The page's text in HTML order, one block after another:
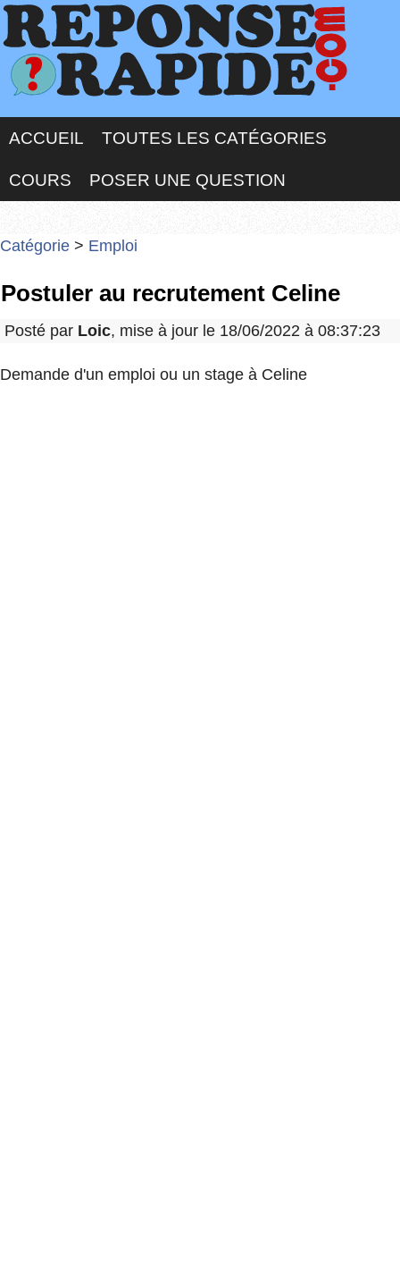
ACCUEIL TOUTES LES CATÉGORIES
COURS POSER UNE QUESTION
Catégorie > Emploi
Postuler au recrutement Celine
Posté par Loic, mise à jour le 18/06/2022 à 08:37:23
Demande d'un emploi ou un stage à Celine